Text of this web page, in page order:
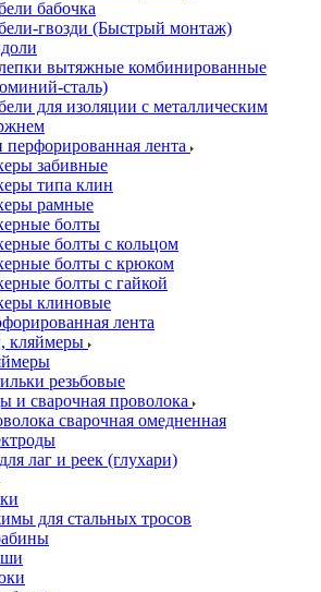
бабочка
гвозди (Быстрый монтаж)
вытяжные комбинированные
сталь)
для изоляции с металлическим
лента
забивные
типа клин
рамные
болты
болты с кольцом
болты с крюком
болты с гайкой
клиновые
лента
кляймеры
резьбовые
и сварочная проволока
сварочная омедненная
лаг и реек (глухари)
для стальных тросов